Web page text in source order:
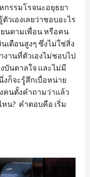
กรรมโรจนะอยุธยา
วเองเลยว่าชอบอะไร
ยนตามเพื่อน หรือคน
เดือนสูงๆ ซึ่งไม่ใช่สิ่ง
งานที่ตัวเองไม่ชอบไป
บันดาลใจ และไม่มี
ก็จะรู้สึกเบื่อหน่าย
คนตั้งคำถามว่าแล้ว
น? คำตอบคือ เริ่ม